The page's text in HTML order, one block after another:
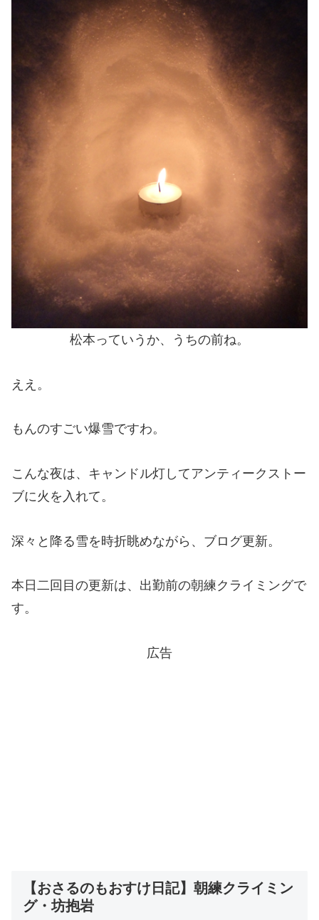
松本っていうか、うちの前ね。
ええ。
もんのすごい爆雪ですわ。
こんな夜は、キャンドル灯してアンティークストー
ブに火を入れて。
深々と降る雪を時折眺めながら、ブログ更新。
本日二回目の更新は、出勤前の朝練クライミングで
す。
広告
【おさるのもおすけ日記】朝練クライミン
グ・坊抱岩